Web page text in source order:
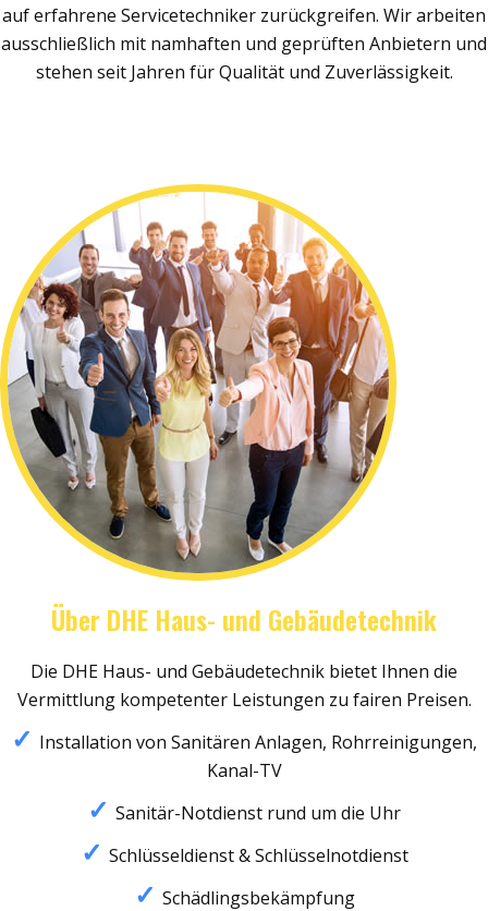
auf erfahrene Servicetechniker zurückgreifen. Wir arbeiten
ausschließlich mit namhaften und geprüften Anbietern und
stehen seit Jahren für Qualität und Zuverlässigkeit.
Über DHE Haus- und Gebäudetechnik
Die DHE Haus- und Gebäudetechnik bietet Ihnen die
Vermittlung kompetenter Leistungen zu fairen Preisen.
Installation von Sanitären Anlagen, Rohrreinigungen,
Kanal-TV
Sanitär-Notdienst rund um die Uhr
Schlüsseldienst & Schlüsselnotdienst
Schädlingsbekämpfung